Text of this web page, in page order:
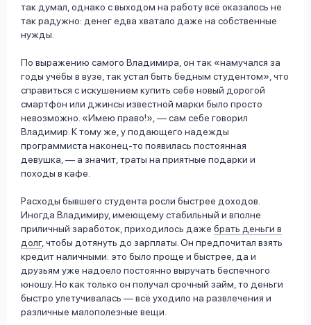
так думал, однако с выходом на работу всё оказалось не
так радужно: денег едва хватало даже на собственные
нужды.
По выражению самого Владимира, он так «намучался за
годы учёбы в вузе, так устал быть бедным студентом», что
справиться с искушением купить себе новый дорогой
смартфон или джинсы известной марки было просто
невозможно. «Имею право!», — сам себе говорил
Владимир. К тому же, у подающего надежды
программиста наконец-то появилась постоянная
девушка, — а значит, траты на приятные подарки и
походы в кафе.
Расходы бывшего студента росли быстрее доходов.
Иногда Владимиру, имеющему стабильный и вполне
приличный заработок, приходилось даже брать деньги в
долг, чтобы дотянуть до зарплаты. Он предпочитал взять
кредит наличными: это было проще и быстрее, да и
друзьям уже надоело постоянно выручать беспечного
юношу. Но как только он получал срочный займ, то деньги
быстро улетучивалась — всё уходило на развлечения и
различные малополезные вещи.